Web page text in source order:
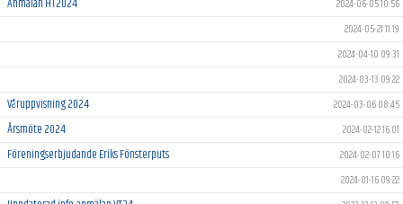
Anmälan HT2024
2024-06-05 10:56
2024-05-21 11:19
2024-04-10 09:31
2024-03-13 09:22
Våruppvisning 2024 2024-03-06 08:45
Årsmöte 2024 2024-02-12 16:01
Föreningserbjudande Eriks Fönsterputs
2024-02-07 10:16
2024-01-16 09:22